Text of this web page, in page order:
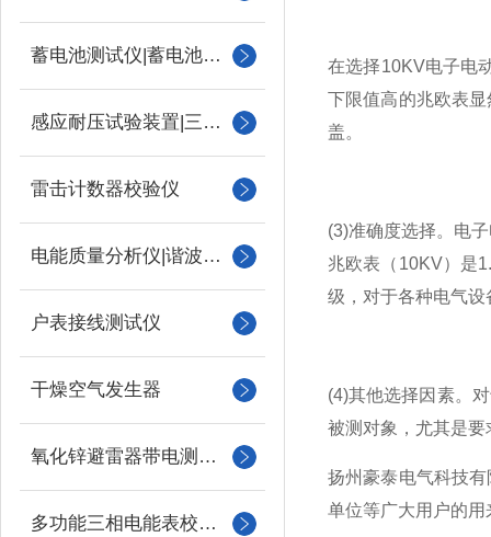
蓄电池测试仪|蓄电池充放电测试仪
感应耐压试验装置|三倍频
雷击计数器校验仪
电能质量分析仪|谐波测试
户表接线测试仪
干燥空气发生器
氧化锌避雷器带电测试仪（氧化锌避雷器测试仪）
多功能三相电能表校验仪
在选择10KV电子电
下限值高的兆欧表
盖。
(3)准确度选择。 电
兆欧表（10KV）是
级，对于各种电气
(4)其他选择因素。
被测对象，尤其是
扬州豪泰电气科技
单位等广大用户的